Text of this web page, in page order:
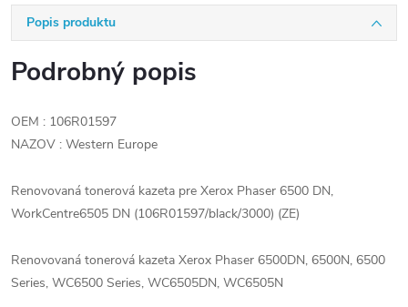
Popis produktu
Podrobný popis
OEM : 106R01597
NAZOV : Western Europe
Renovovaná tonerová kazeta pre Xerox Phaser 6500 DN,
WorkCentre6505 DN (106R01597/black/3000) (ZE)
Renovovaná tonerová kazeta Xerox Phaser 6500DN, 6500N, 6500
Series, WC6500 Series, WC6505DN, WC6505N